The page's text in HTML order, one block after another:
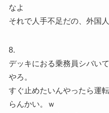
なよ
それで人手不足だの、外国
8.
デッキにおる乗務員シバい
やろ。
すぐ止めたいんやったら運
らんかい。ｗ